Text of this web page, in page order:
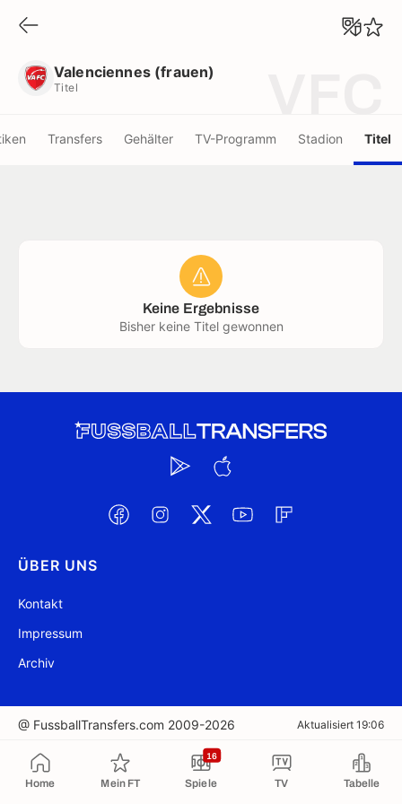
Home Mein FT Spiele
16
TV Tabelle
Valenciennes (frauen)
Titel
Transfers Gehälter TV-Programm Stadion Titel
Keine Ergebnisse
Bisher keine Titel gewonnen
ÜBER UNS
Kontakt
Impressum
Archiv
@ FussballTransfers.com 2009-2026 Aktualisiert 19:06
In die Zwischenablage kopiert